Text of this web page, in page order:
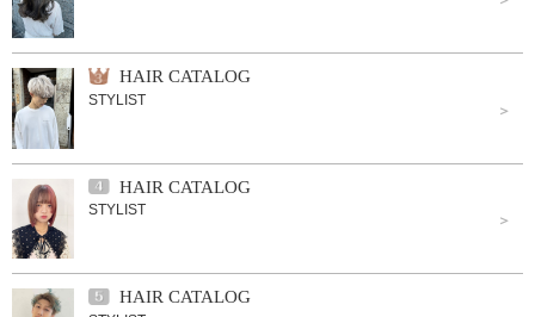
HAIR CATALOG
STYLIST
HAIR CATALOG
STYLIST
HAIR CATALOG